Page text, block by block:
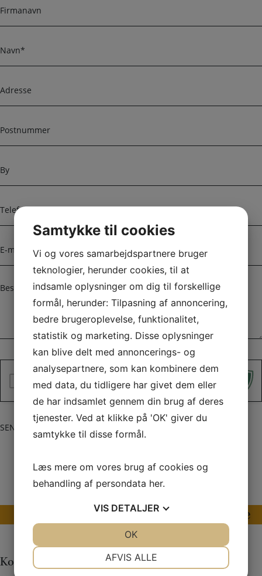
i
r
a
n
v
n
a
v
d
r
s
s
o
s
n
u
m
e
y
e
l
f
o
-
m
ie
*
Jeg er ikke en robot
SEND DIN BESKED
Se vores store udvalg af reservedele
Kontaktinformation
Samtykke til cookies
Vi og vores samarbejdspartnere bruger
teknologier, herunder cookies, til at
indsamle oplysninger om dig til forskellige
formål, herunder: Tilpasning af annoncering,
bedre brugeroplevelse, funktionalitet,
statistik og marketing. Disse oplysninger
kan blive delt med annoncerings- og
analysepartnere, som kan kombinere dem
med data, du tidligere har givet dem eller
de har indsamlet gennem din brug af deres
tjenester. Ved at klikke på 'OK' giver du
samtykke til disse formål.
Læs mere om vores brug af cookies og
behandling af persondata her.
VIS DETALJER
AFVIS ALLE
OK